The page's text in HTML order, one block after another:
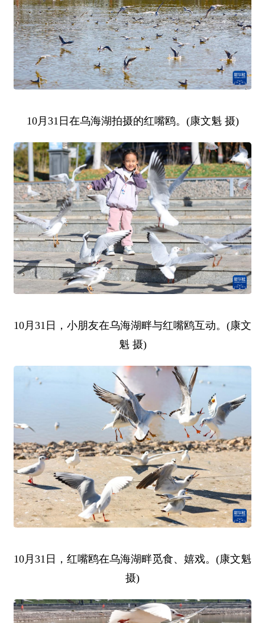
10月31日在乌海湖拍摄的红嘴鸥。(康文魁 摄)
10月31日，小朋友在乌海湖畔与红嘴鸥互动。(康文
魁 摄)
10月31日，红嘴鸥在乌海湖畔觅食、嬉戏。(康文魁
摄)